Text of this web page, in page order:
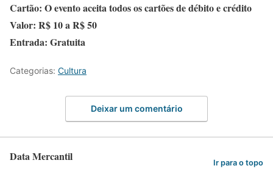
Cartão: O evento aceita todos os cartões de débito e crédito
Valor: R$ 10 a R$ 50
Entrada: Gratuita
Categorias: Cultura
Deixar um comentário
Data Mercantil Ir para o topo